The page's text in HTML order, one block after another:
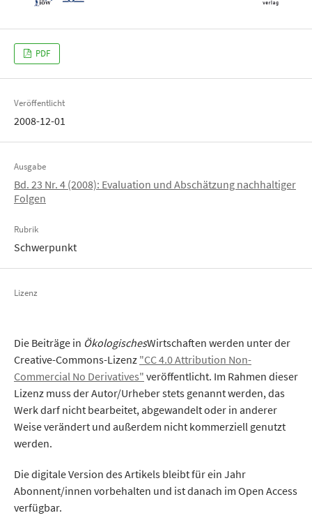
PDF
Veröffentlicht
2008-12-01
Ausgabe
Bd. 23 Nr. 4 (2008): Evaluation und Abschätzung nachhaltiger
Folgen
Rubrik
Schwerpunkt
Lizenz
Die Beiträge in ÖkologischesWirtschaften werden unter der
Creative-Commons-Lizenz "CC 4.0 Attribution Non-
Commercial No Derivatives" veröffentlicht. Im Rahmen dieser
Lizenz muss der Autor/Urheber stets genannt werden, das
Werk darf nicht bearbeitet, abgewandelt oder in anderer
Weise verändert und außerdem nicht kommerziell genutzt
werden.
Die digitale Version des Artikels bleibt für ein Jahr
Abonnent/innen vorbehalten und ist danach im Open Access
verfügbar.